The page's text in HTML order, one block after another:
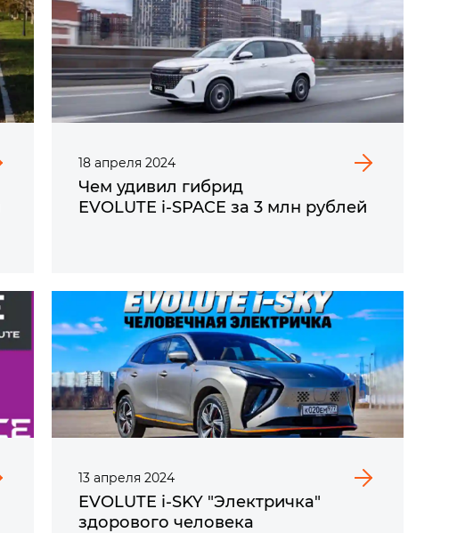
18 апреля 2024
Чем удивил гибрид
EVOLUTE i‑SPACE за 3 млн рублей
13 апреля 2024
EVOLUTE i‑SKY "Электричка"
здорового человека